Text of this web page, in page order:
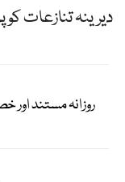
دیرینہ تنازعات
روزانہ مستند